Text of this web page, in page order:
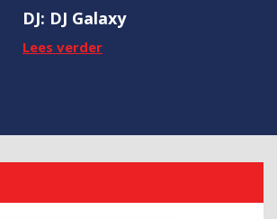
DJ: DJ Galaxy
Lees verder